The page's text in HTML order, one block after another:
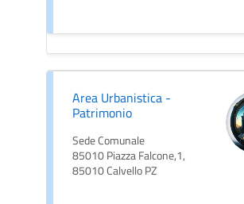
Area Urbanistica -
Patrimonio
Sede Comunale
85010 Piazza Falcone,1,
85010 Calvello PZ